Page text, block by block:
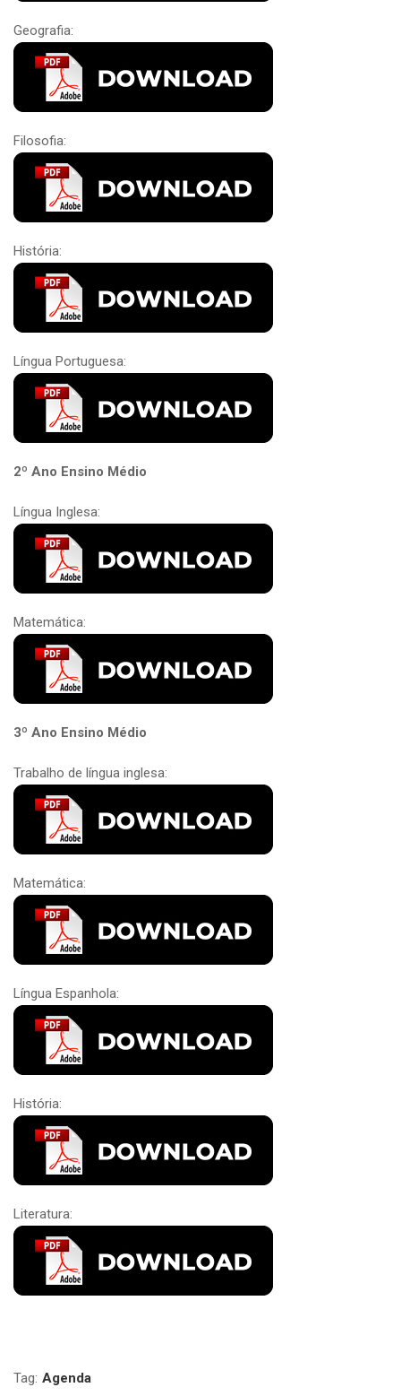
Geografia:
Filosofia:
História:
Língua Portuguesa:
2º Ano Ensino Médio
Língua Inglesa:
Matemática:
3º Ano Ensino Médio
Trabalho de língua inglesa:
Matemática:
Língua Espanhola:
História:
Literatura:
Tag: Agenda